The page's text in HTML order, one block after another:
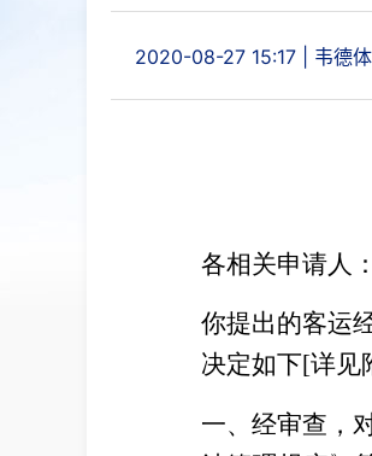
2020-08-27 15:17 韦德
各相关申请人：
你提出的客运
决定如下[详见
一、经审查，